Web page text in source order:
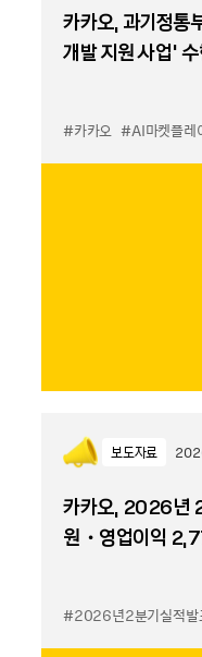
카카오, 과기정통
개발 지원 사업’
#카카오 #AI마켓플레
보도자료
카카오, 2026년
원・영업이익
#2026년2분기실적발